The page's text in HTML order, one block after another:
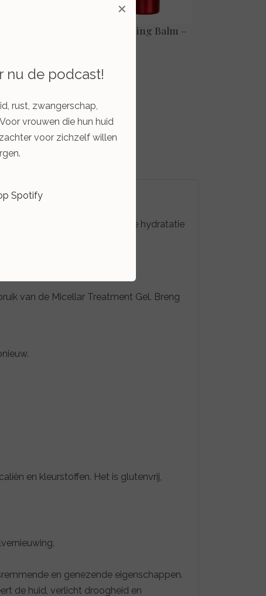
Nourishing Cleansing Balm –
biedt intense 360° vloeibare hydratatie
van de Micellar Treatment Gel. Breng
en kleurstoffen. Het is glutenvrij,
en genezende eigenschappen.
de huid, verlicht droogheid en
×
nu de podcast!
rust, zwangerschap,
vrouwen die hun huid
voor zichzelf willen
Spotify